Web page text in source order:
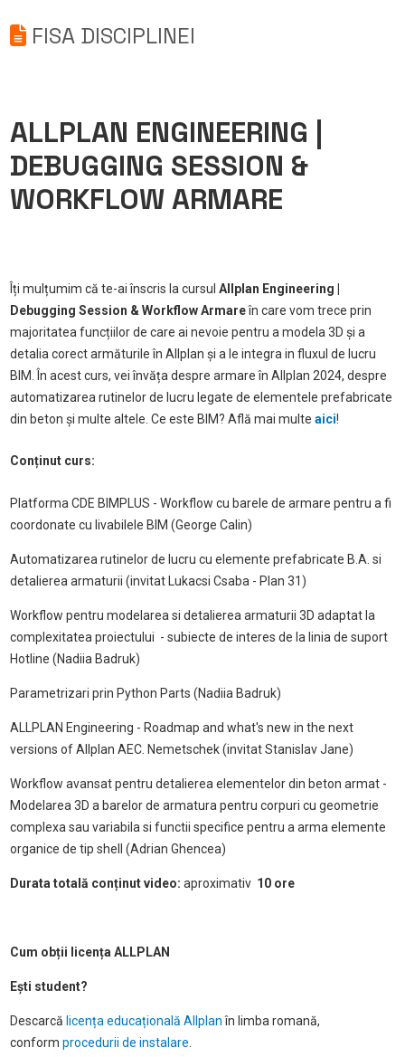
FISA DISCIPLINEI
ALLPLAN ENGINEERING |
DEBUGGING SESSION &
WORKFLOW ARMARE
Îți mulțumim că te-ai înscris la cursul Allplan Engineering |
Debugging Session & Workflow Armareîn care vom trece prin
majoritatea funcțiilor de care ai nevoie pentru a modela 3D și a
detalia corect armăturile în Allplan și a le integra in fluxul de lucru
BIM. În acest curs, vei învăța despre armare în Allplan 2024, despre
automatizarea rutinelor de lucru legate de elementele prefabricate
din beton și multe altele. Ce este BIM? Află mai multe aici!
Conținut curs:
Platforma CDE BIMPLUS - Workflow cu barele de armare pentru a fi
coordonate cu livabilele BIM (George Calin)
Automatizarea rutinelor de lucru cu elemente prefabricate B.A. si
detalierea armaturii (invitat Lukacsi Csaba - Plan 31)
Workflow pentru modelarea si detalierea armaturii 3D adaptat la
complexitatea proiectului - subiecte de interes de la linia de suport
Hotline (Nadiia Badruk)
Parametrizari prin Python Parts (Nadiia Badruk)
ALLPLAN Engineering - Roadmap and what's new in the next
versions of Allplan AEC. Nemetschek (invitat Stanislav Jane)
Workflow avansat pentru detalierea elementelor din beton armat -
Modelarea 3D a barelor de armatura pentru corpuri cu geometrie
complexa sau variabila si functii specifice pentru a arma elemente
organice de tip shell (Adrian Ghencea)
Durata totală conținut video: aproximativ 10 ore
Cum obții licența ALLPLAN
Ești student?
Descarcă licența educațională Allplanîn limba romană,
conform procedurii de instalare